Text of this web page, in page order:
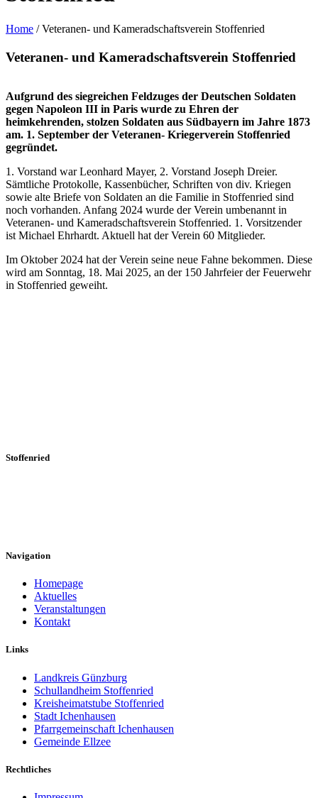
Home / Veteranen- und Kameradschaftsverein Stoffenried
Veteranen- und Kameradschaftsverein Stoffenried
Aufgrund des siegreichen Feldzuges der Deutschen Soldaten
gegen Napoleon III in Paris wurde zu Ehren der
heimkehrenden, stolzen Soldaten aus Südbayern im Jahre 1873
am. 1. September der Veteranen- Kriegerverein Stoffenried
gegründet.
1. Vorstand war Leonhard Mayer, 2. Vorstand Joseph Dreier.
Sämtliche Protokolle, Kassenbücher, Schriften von div. Kriegen
sowie alte Briefe von Soldaten an die Familie in Stoffenried sind
noch vorhanden. Anfang 2024 wurde der Verein umbenannt in
Veteranen- und Kameradschaftsverein Stoffenried. 1. Vorsitzender
ist Michael Ehrhardt. Aktuell hat der Verein 60 Mitglieder.
Im Oktober 2024 hat der Verein seine neue Fahne bekommen. Diese
wird am Sonntag, 18. Mai 2025, an der 150 Jahrfeier der Feuerwehr
in Stoffenried geweiht.
Stoffenried
Navigation
Homepage
Aktuelles
Veranstaltungen
Kontakt
Links
Landkreis Günzburg
Schullandheim Stoffenried
Kreisheimatstube Stoffenried
Stadt Ichenhausen
Pfarrgemeinschaft Ichenhausen
Gemeinde Ellzee
Rechtliches